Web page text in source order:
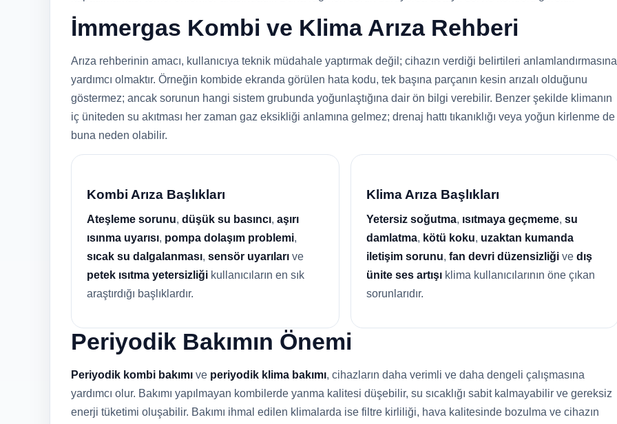
İmmergas Kombi ve Klima Arıza Rehberi
Arıza rehberinin amacı, kullanıcıya teknik müdahale yaptırmak değil; cihazın verdiği belirtileri anlamlandırmasına
yardımcı olmaktır. Örneğin kombide ekranda görülen hata kodu, tek başına parçanın kesin arızalı olduğunu
göstermez; ancak sorunun hangi sistem grubunda yoğunlaştığına dair ön bilgi verebilir. Benzer şekilde klimanın
iç üniteden su akıtması her zaman gaz eksikliği anlamına gelmez; drenaj hattı tıkanıklığı veya yoğun kirlenme de
buna neden olabilir.
Kombi Arıza Başlıkları
Ateşleme sorunu, düşük su basıncı, aşırı
ısınma uyarısı, pompa dolaşım problemi,
sıcak su dalgalanması, sensör uyarıları ve
petek ısıtma yetersizliği kullanıcıların en sık
araştırdığı başlıklardır.
Klima Arıza Başlıkları
Yetersiz soğutma, ısıtmaya geçmeme, su
damlatma, kötü koku, uzaktan kumanda
iletişim sorunu, fan devri düzensizliği ve dış
ünite ses artışı klima kullanıcılarının öne çıkan
sorunlarıdır.
Periyodik Bakımın Önemi
Periyodik kombi bakımı ve periyodik klima bakımı, cihazların daha verimli ve daha dengeli çalışmasına
yardımcı olur. Bakımı yapılmayan kombilerde yanma kalitesi düşebilir, su sıcaklığı sabit kalmayabilir ve gereksiz
enerji tüketimi oluşabilir. Bakımı ihmal edilen klimalarda ise filtre kirliliği, hava kalitesinde bozulma ve cihazın